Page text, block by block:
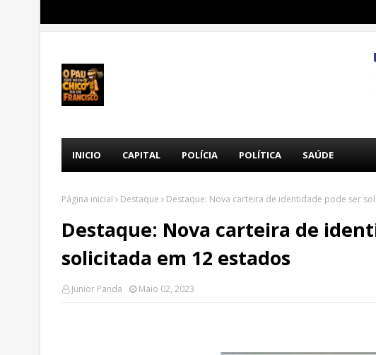
INICIO CAPITAL POLÍCIA POLÍTICA SAÚDE
Página inicial Destaque Destaque: Nova carteira de identidade pode ser
Destaque: Nova carteira de
solicitada em 12 estados
Junior Panda Maio 02, 2023